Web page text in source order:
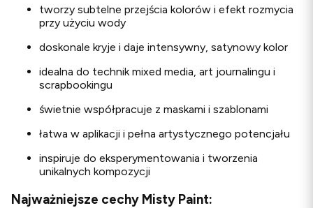
tworzy subtelne przejścia kolorów i efekt rozmycia
przy użyciu wody
doskonale kryje i daje intensywny, satynowy kolor
idealna do technik mixed media, art journalingu i
scrapbookingu
świetnie współpracuje z maskami i szablonami
łatwa w aplikacji i pełna artystycznego potencjału
inspiruje do eksperymentowania i tworzenia
unikalnych kompozycji
Najważniejsze cechy Misty Paint: